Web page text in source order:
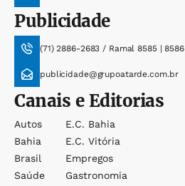
Publicidade
(71) 2886-2683 / Ramal 8585 | 8586
publicidade@grupoatarde.com.br
Canais e Editorias
Autos
Bahia
Brasil
Saúde
E.c. Bahia
E.c. Vitória
Empregos
Gastronomia